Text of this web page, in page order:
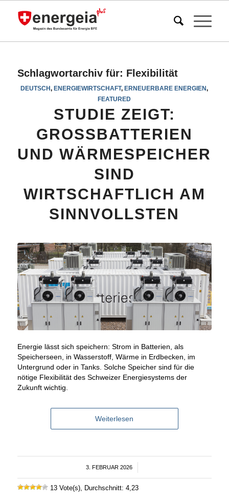
Schlagwortarchiv für: Flexibilität
DEUTSCH,ENERGIEWIRTSCHAFT,ERNEUERBARE ENERGIEN,
FEATURED
STUDIE ZEIGT:
GROSSBATTERIEN
UND WÄRMESPEICHER
SIND
WIRTSCHAFTLICH AM
SINNVOLLSTEN
Energie lässt sich speichern: Strom in Batterien, als
Speicherseen, in Wasserstoff, Wärme in Erdbecken, im
Untergrund oder in Tanks. Solche Speicher sind für die
nötige Flexibilität des Schweizer Energiesystems der
Zukunft wichtig.
Weiterlesen
3. FEBRUAR 2026
/
13 Vote(s), Durchschnitt: 4,23